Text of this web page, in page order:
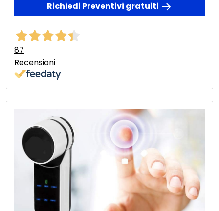
Richiedi Preventivi gratuiti
87
Recensioni